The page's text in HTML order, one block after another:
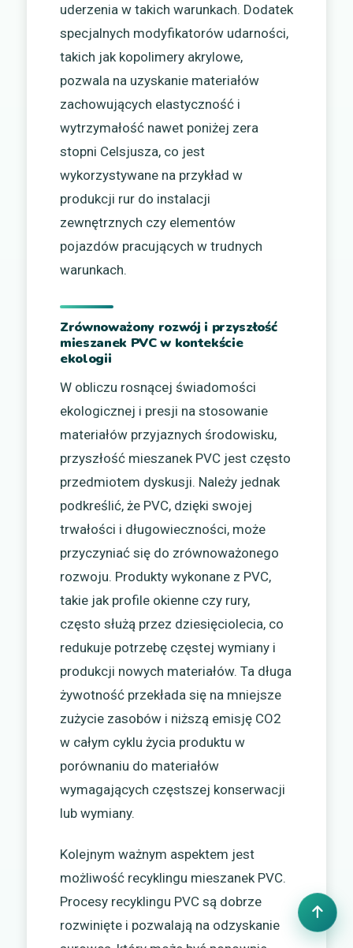
uderzenia w takich warunkach. Dodatek
specjalnych modyfikatorów udarności,
takich jak kopolimery akrylowe,
pozwala na uzyskanie materiałów
zachowujących elastyczność i
wytrzymałość nawet poniżej zera
stopni Celsjusza, co jest
wykorzystywane na przykład w
produkcji rur do instalacji
zewnętrznych czy elementów
pojazdów pracujących w trudnych
warunkach.
Zrównoważony rozwój i przyszłość
mieszanek PVC w kontekście
ekologii
W obliczu rosnącej świadomości
ekologicznej i presji na stosowanie
materiałów przyjaznych środowisku,
przyszłość mieszanek PVC jest często
przedmiotem dyskusji. Należy jednak
podkreślić, że PVC, dzięki swojej
trwałości i długowieczności, może
przyczyniać się do zrównoważonego
rozwoju. Produkty wykonane z PVC,
takie jak profile okienne czy rury,
często służą przez dziesięciolecia, co
redukuje potrzebę częstej wymiany i
produkcji nowych materiałów. Ta długa
żywotność przekłada się na mniejsze
zużycie zasobów i niższą emisję CO2
w całym cyklu życia produktu w
porównaniu do materiałów
wymagających częstszej konserwacji
lub wymiany.
Kolejnym ważnym aspektem jest
możliwość recyklingu mieszanek PVC.
Procesy recyklingu PVC są dobrze
rozwinięte i pozwalają na odzyskanie